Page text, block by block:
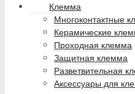
Клемма
Многоконтактные
Керамические
Проходная клемма
Защитная клемма
Разветвительная
Аксессуары для